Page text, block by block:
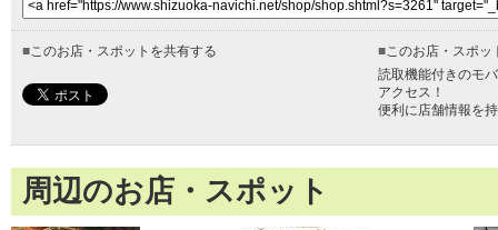
■このお店・スポットを共有する ■このお店・スポッ
読取機能付きのモ
アクセス！
便利に店舗情報を
周辺のお店・スポット